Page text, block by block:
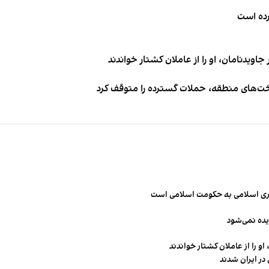
است
او را از عاملان کشتار خواندند
منطقه، حملات گسترده را متوقف کرد
اسلامی به حکومت اسلامی است
نمی‌شود
را از عاملان کشتار خواندند
ایران شدند